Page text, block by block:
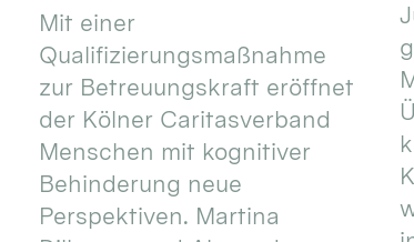
Mit einer
Qualifizierungsmaßnahme
zur Betreuungskraft eröffnet
der Kölner Caritasverband
Menschen mit kognitiver
Behinderung neue
Perspektiven. Martina